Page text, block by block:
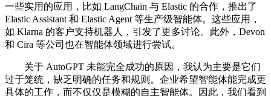
一些实用的应用，比如 LangChain 与 Elastic 的合作，推出了
Elastic Assistant 和 Elastic Agent 等生产级智能体。这些应用，
如 Klarna 的客户支持机器人，引发了更多讨论。此外，Devon
和 Cira 等公司也在智能体领域进行尝试。
关于 AutoGPT 未能完全成功的原因，我认为主要是它们
过于笼统，缺乏明确的任务和规则。企业希望智能体能完成更
具体的工作，而不仅仅是模糊的自主智能体。因此，我们看到